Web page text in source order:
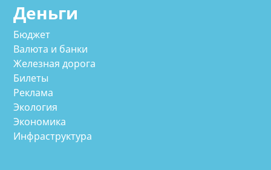
Деньги
Бюджет
Валюта и банки
Железная дорога
Билеты
Реклама
Экология
Экономика
Инфраструктура